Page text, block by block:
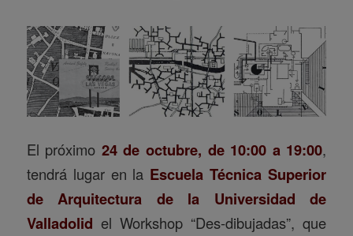
El próximo 24 de octubre, de 10:00 a 19:00,
tendrá lugar en la Escuela Técnica Superior
de Arquitectura de la Universidad de
Valladolid el Workshop “Des-dibujadas”, que